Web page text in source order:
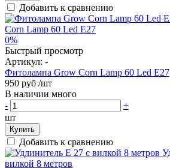
Добавить к сравнению
0%
Быстрый просмотр
Артикул: -
Фитолампа Grow Corn Lamp 60 Led Е27
950 руб /шт
В наличии много
-
+
шт
Купить
Добавить к сравнению